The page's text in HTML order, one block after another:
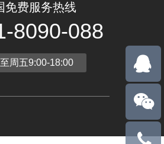
免费服务热线
8090-088
周五9:00-18:00